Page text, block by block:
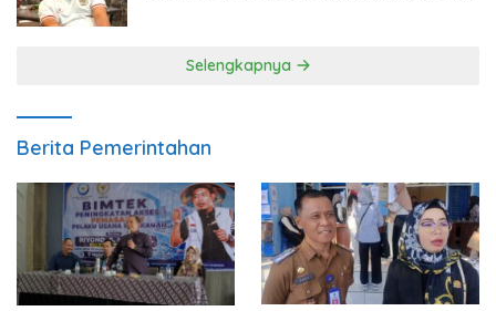
Selengkapnya
Berita Pemerintahan